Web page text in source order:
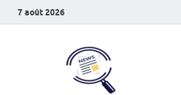
7 août 2026